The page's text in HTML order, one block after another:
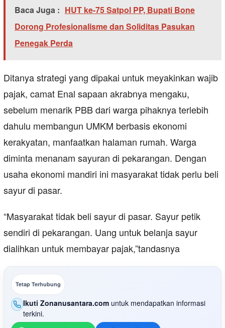
Baca Juga : HUT ke-75 Satpol PP, Bupati Bone
Dorong Profesionalisme dan Soliditas Pasukan
Penegak Perda
Ditanya strategi yang dipakai untuk meyakinkan wajib
pajak, camat Enal sapaan akrabnya mengaku,
sebelum menarik PBB dari warga pihaknya terlebih
dahulu membangun UMKM berbasis ekonomi
kerakyatan, manfaatkan halaman rumah. Warga
diminta menanam sayuran di pekarangan. Dengan
usaha ekonomi mandiri ini masyarakat tidak perlu beli
sayur di pasar.
“Masyarakat tidak beli sayur di pasar. Sayur petik
sendiri di pekarangan. Uang untuk belanja sayur
dialihkan untuk membayar pajak,”tandasnya
Tetap Terhubung
Ikuti Zonanusantara.com untuk mendapatkan informasi
terkini.